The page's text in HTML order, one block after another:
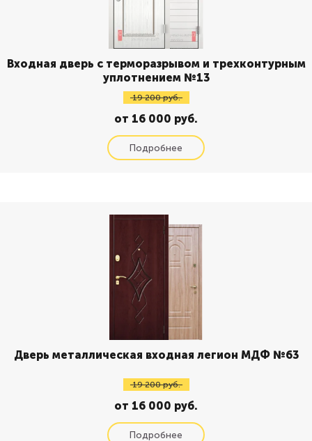
Входная дверь с терморазрывом и трехконтурным
уплотнением №13
19 200 руб.
от 16 000 руб.
Дверь металлическая входная легион МДФ №63
19 200 руб.
от 16 000 руб.